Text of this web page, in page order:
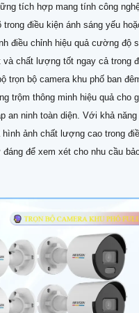
tích hợp mang tính công
điều kiện ánh sáng yếu
điều chỉnh hiệu quả cường độ
và chất lượng tốt ngay cả trong
trọn bộ camera khu phố ban
trộm thông minh hiệu quả cho
an ninh toàn diện. Với khả năng
ảnh chất lượng cao trong
để xem xét cho nhu cầu